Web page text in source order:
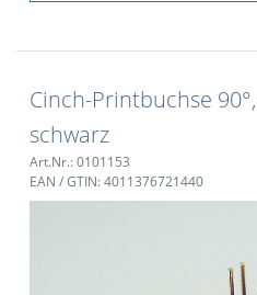
Cinch-Printbuchse
schwarz
Art.Nr.: 0101153
EAN / GTIN: 4011376721440